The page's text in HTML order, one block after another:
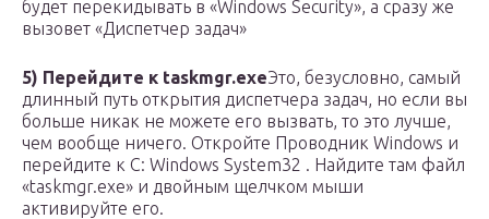
будет перекидывать в «Windows Security», а сразу же
вызовет «Диспетчер задач»
5) Перейдите к taskmgr.exeЭто, безусловно, самый
длинный путь открытия диспетчера задач, но если вы
больше никак не можете его вызвать, то это лучше,
чем вообще ничего. Откройте Проводник Windows и
перейдите к C: Windows System32 . Найдите там файл
«taskmgr.exe» и двойным щелчком мыши
активируйте его.